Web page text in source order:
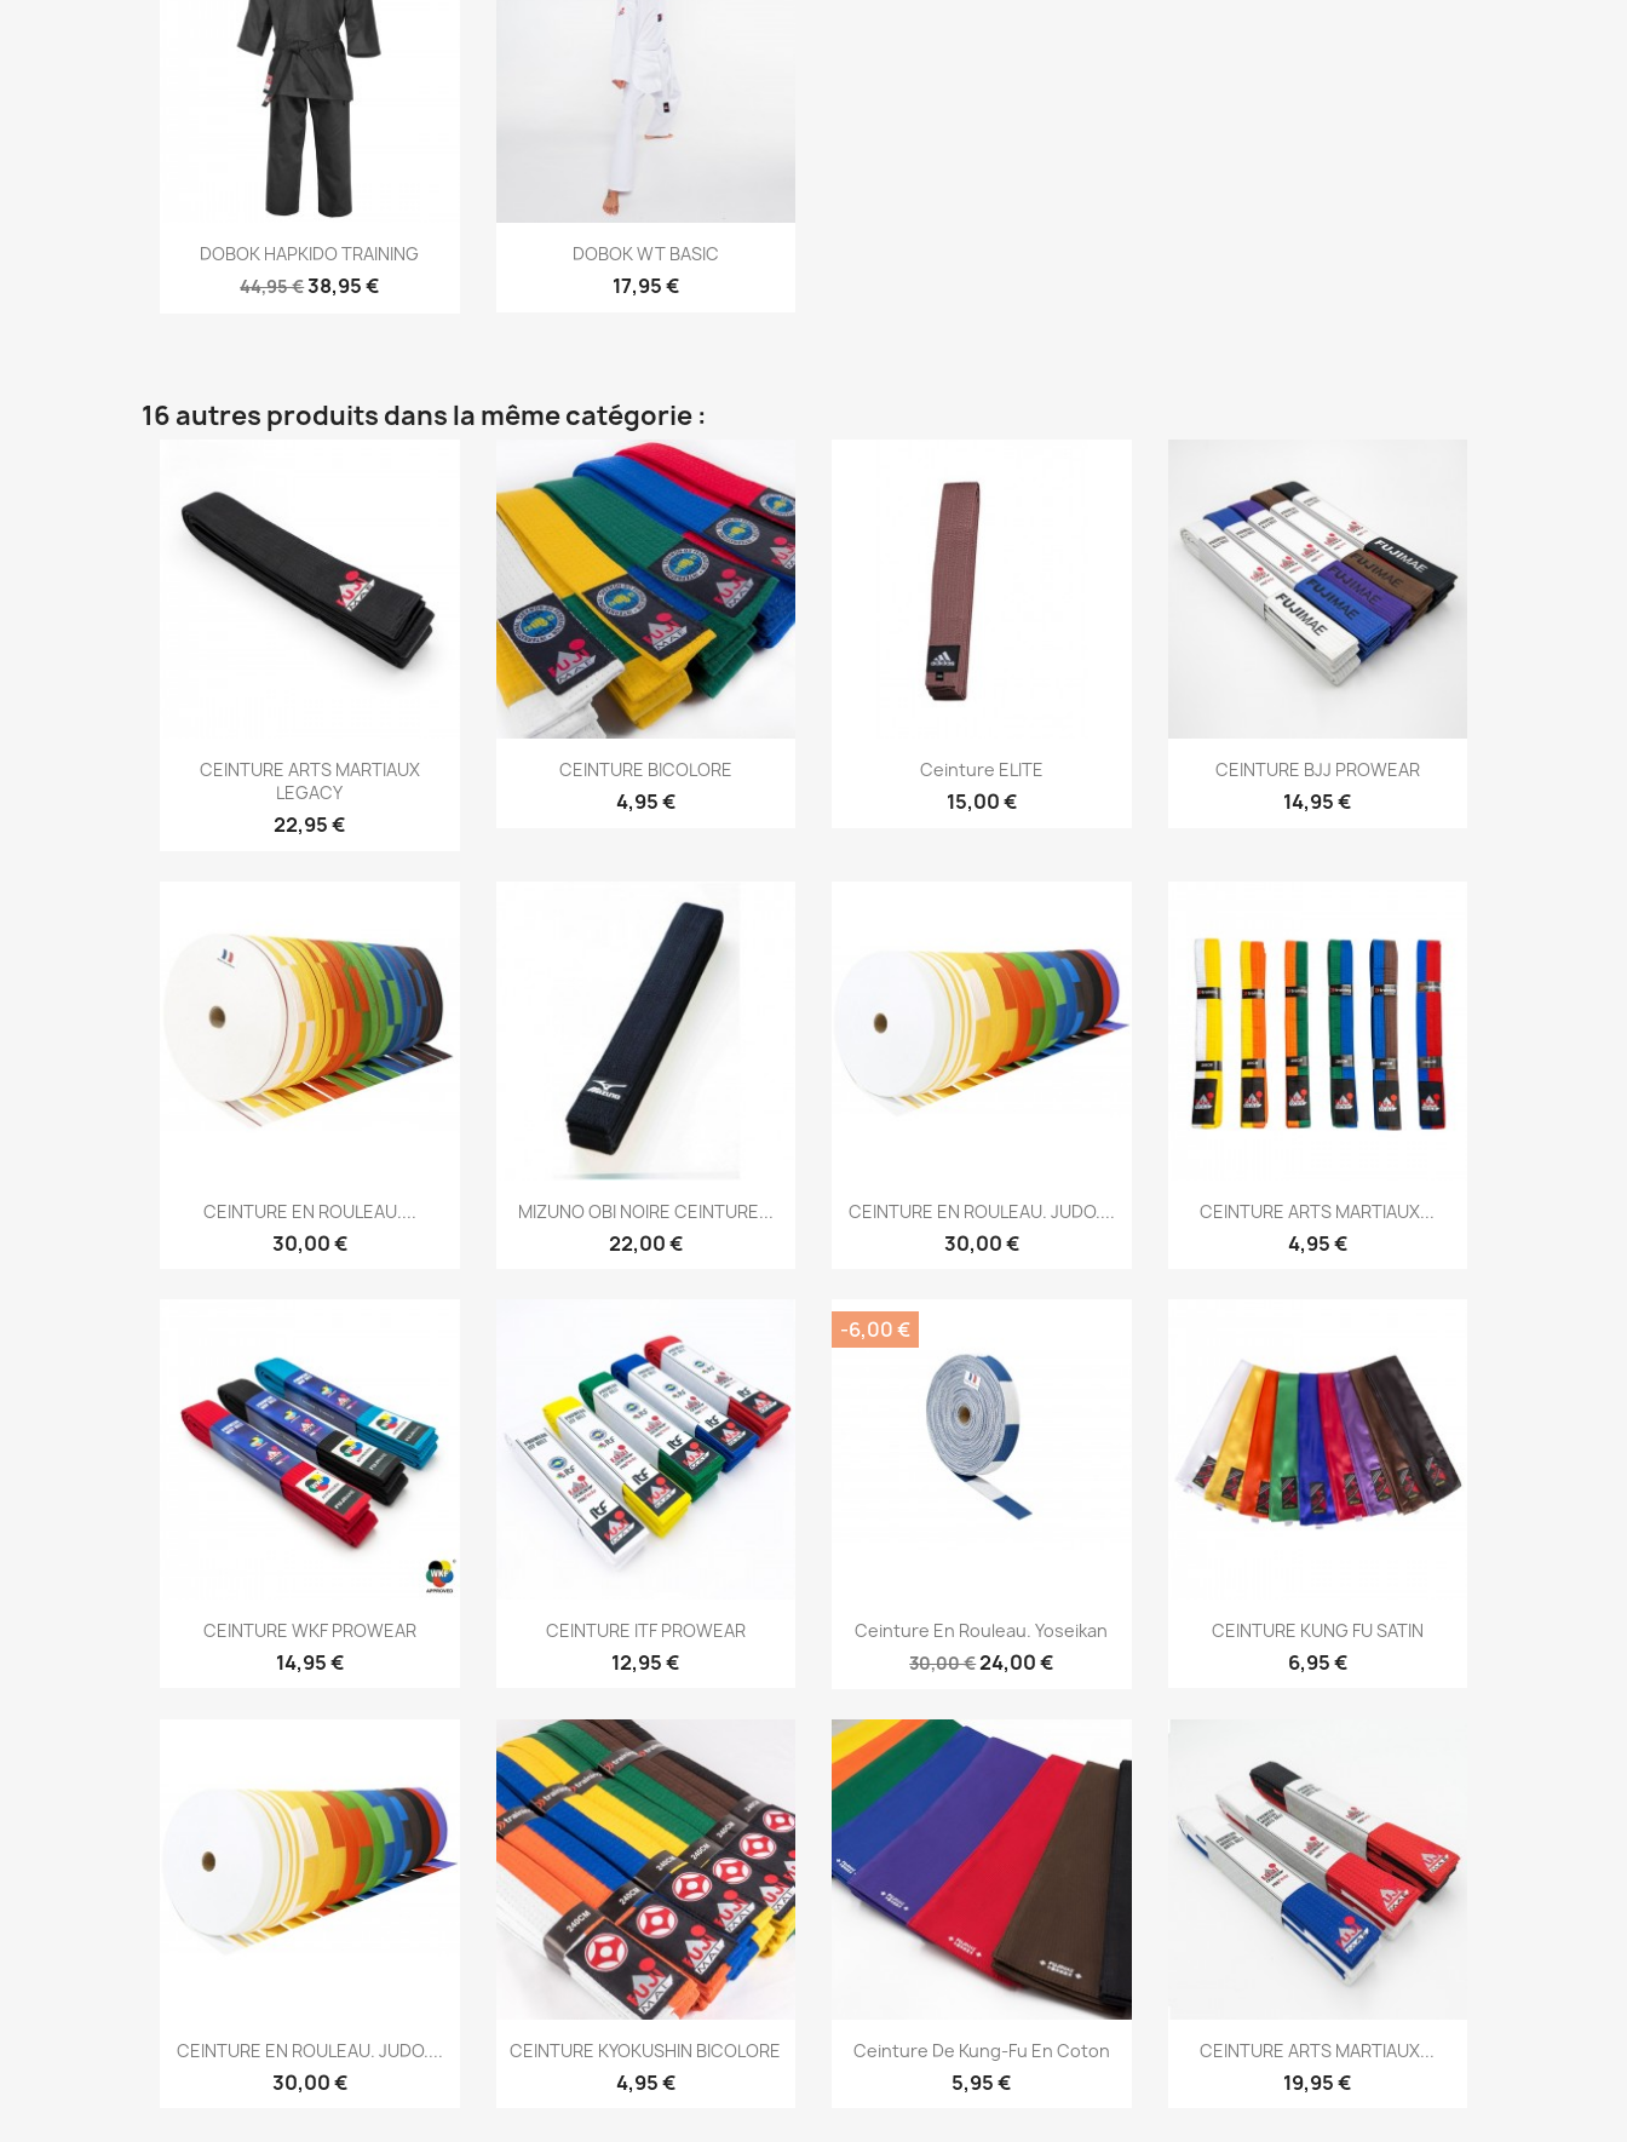
Aperçu rapide
DOBOK HAPKIDO TRAINING
44,95 €38,95 €
Aperçu rapide
DOBOK WT BASIC
17,95 €
16 autres produits dans la même catégorie :
 Aperçu rapide
CEINTURE ARTS MARTIAUX
LEGACY
22,95 €
Aperçu rapide
CEINTURE BICOLORE
4,95 €
Aperçu rapide
Ceinture ELITE
15,00 €
Aperçu rapide
CEINTURE BJJ PROWEAR
14,95 €
Aperçu rapide
CEINTURE EN ROULEAU....
30,00 €
Aperçu rapide
MIZUNO OBI NOIRE CEINTURE...
22,00 €
Aperçu rapide
CEINTURE EN ROULEAU. JUDO....
30,00 €
Aperçu rapide
CEINTURE ARTS MARTIAUX...
4,95 €
Aperçu rapide
CEINTURE WKF PROWEAR
14,95 €
Aperçu rapide
CEINTURE ITF PROWEAR
12,95 €
Aperçu rapide
Ceinture En Rouleau. Yoseikan
30,00 €24,00 €
-6,00 €
Aperçu rapide
CEINTURE KUNG FU SATIN
6,95 €
Aperçu rapide
CEINTURE EN ROULEAU. JUDO....
30,00 €
Aperçu rapide
CEINTURE KYOKUSHIN BICOLORE
4,95 €
 Aperçu rapide
Ceinture De Kung-Fu En Coton
5,95 €
Aperçu rapide
CEINTURE ARTS MARTIAUX...
19,95 €